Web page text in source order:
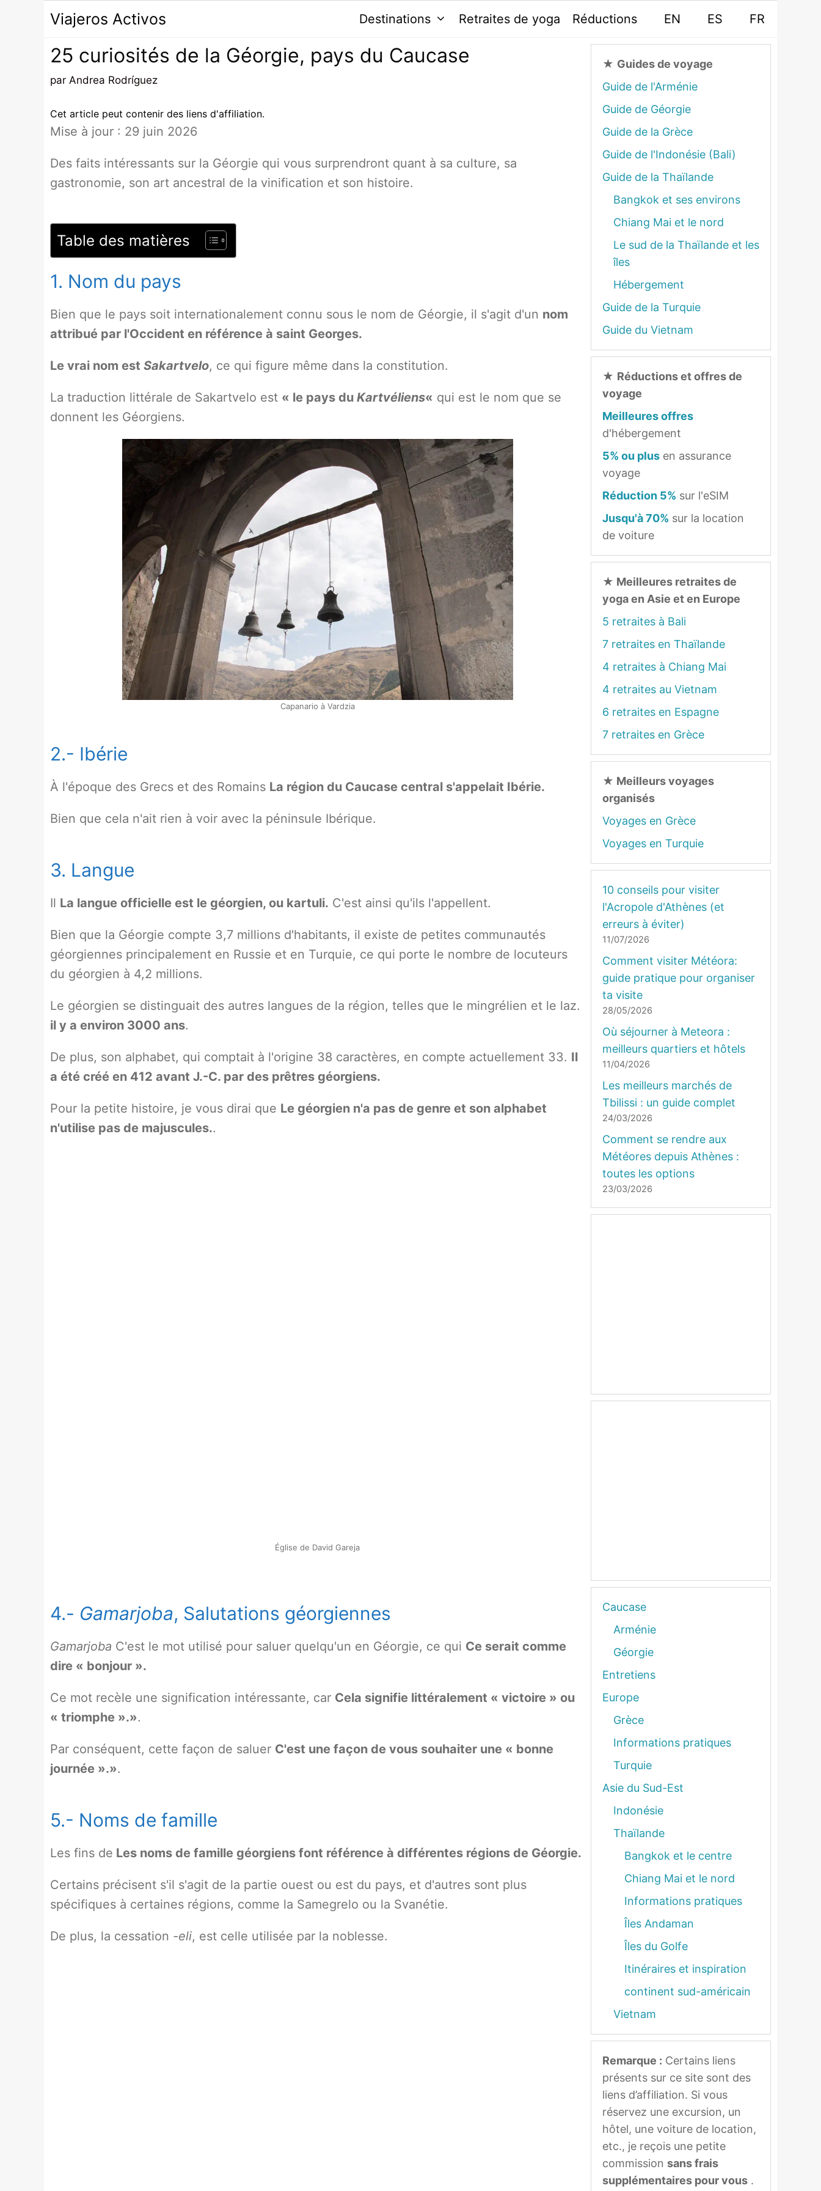
Viajeros Activos Destinations Retraites de yoga Réductions EN ES FR
25 curiosités de la Géorgie, pays du Caucase
par Andrea Rodríguez
Cet article peut contenir des liens d'affiliation.
Mise à jour : 29 juin 2026
Des faits intéressants sur la Géorgie qui vous surprendront quant à sa culture, sa
gastronomie, son art ancestral de la vinification et son histoire.
Table des matières
1. Nom du pays
Bien que le pays soit internationalement connu sous le nom de Géorgie, il s'agit d'un nom
attribué par l'Occident en référence à saint Georges.
Le vrai nom est Sakartvelo, ce qui figure même dans la constitution.
La traduction littérale de Sakartvelo est « le pays du Kartvéliens« qui est le nom que se
donnent les Géorgiens.
Capanario à Vardzia
2.- Ibérie
À l'époque des Grecs et des Romains La région du Caucase central s'appelait Ibérie.
Bien que cela n'ait rien à voir avec la péninsule Ibérique.
3. Langue
Il La langue officielle est le géorgien, ou kartuli. C'est ainsi qu'ils l'appellent.
Bien que la Géorgie compte 3,7 millions d'habitants, il existe de petites communautés
géorgiennes principalement en Russie et en Turquie, ce qui porte le nombre de locuteurs
du géorgien à 4,2 millions.
Le géorgien se distinguait des autres langues de la région, telles que le mingrélien et le laz.
il y a environ 3000 ans.
De plus, son alphabet, qui comptait à l'origine 38 caractères, en compte actuellement 33. Il
a été créé en 412 avant J.-C. par des prêtres géorgiens.
Pour la petite histoire, je vous dirai que Le géorgien n'a pas de genre et son alphabet
n'utilise pas de majuscules..
Église de David Gareja
4.- Gamarjoba, Salutations géorgiennes
Gamarjoba C'est le mot utilisé pour saluer quelqu'un en Géorgie, ce qui Ce serait comme
dire « bonjour ».
Ce mot recèle une signification intéressante, car Cela signifie littéralement « victoire » ou
« triomphe ».».
Par conséquent, cette façon de saluer C'est une façon de vous souhaiter une « bonne
journée ».».
5.- Noms de famille
Les fins de Les noms de famille géorgiens font référence à différentes régions de Géorgie.
Certains précisent s'il s'agit de la partie ouest ou est du pays, et d'autres sont plus
spécifiques à certaines régions, comme la Samegrelo ou la Svanétie.
De plus, la cessation -eli, est celle utilisée par la noblesse.
★ Guides de voyage
Guide de l'Arménie
Guide de Géorgie
Guide de la Grèce
Guide de l'Indonésie (Bali)
Guide de la Thaïlande
Bangkok et ses environs
Chiang Mai et le nord
Le sud de la Thaïlande et les
îles
Hébergement
Guide de la Turquie
Guide du Vietnam
★ Réductions et offres de
voyage
Meilleures offres
d'hébergement
5% ou plus en assurance
voyage
Réduction 5% sur l'eSIM
Jusqu'à 70% sur la location
de voiture
★ Meilleures retraites de
yoga en Asie et en Europe
5 retraites à Bali
7 retraites en Thaïlande
4 retraites à Chiang Mai
4 retraites au Vietnam
6 retraites en Espagne
7 retraites en Grèce
★ Meilleurs voyages
organisés
Voyages en Grèce
Voyages en Turquie
10 conseils pour visiter
l'Acropole d'Athènes (et
erreurs à éviter)
11/07/2026
Comment visiter Météora:
guide pratique pour organiser
ta visite
28/05/2026
Où séjourner à Meteora :
meilleurs quartiers et hôtels
11/04/2026
Les meilleurs marchés de
Tbilissi : un guide complet
24/03/2026
Comment se rendre aux
Météores depuis Athènes :
toutes les options
23/03/2026
Caucase
Arménie
Géorgie
Entretiens
Europe
Grèce
Informations pratiques
Turquie
Asie du Sud-Est
Indonésie
Thaïlande
Bangkok et le centre
Chiang Mai et le nord
Informations pratiques
Îles Andaman
Îles du Golfe
Itinéraires et inspiration
continent sud-américain
Vietnam
Remarque : Certains liens
présents sur ce site sont des
liens d’affiliation. Si vous
réservez une excursion, un
hôtel, une voiture de location,
etc., je reçois une petite
commission sans frais
supplémentaires pour vous .